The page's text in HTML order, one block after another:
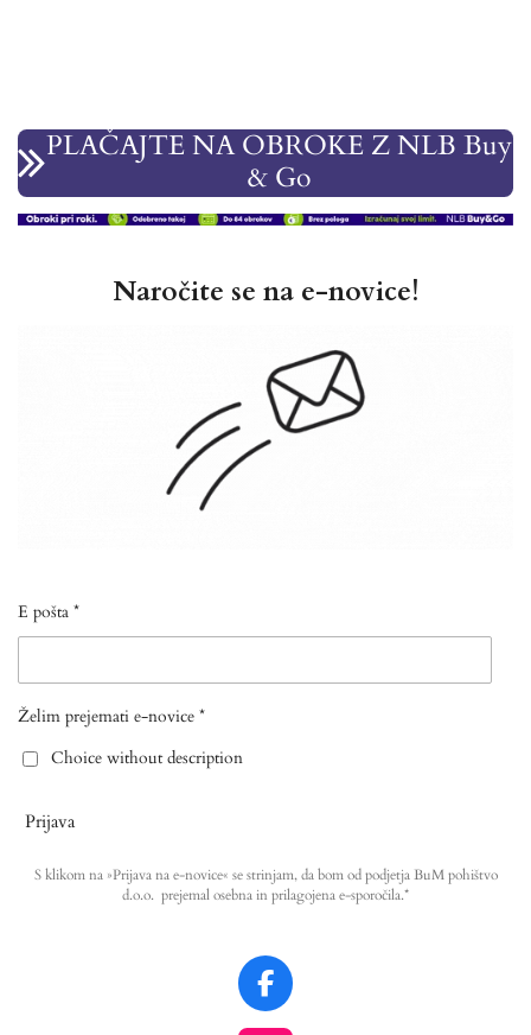
PLAČAJTE NA OBROKE Z NLB Buy
& Go
Naročite se na e-novice!
E pošta *
Želim prejemati e-novice *
Choice without description
Prijava
S klikom na »Prijava na e-novice« se strinjam, da bom od podjetja BuM pohištvo
d.o.o. prejemal osebna in prilagojena e-sporočila.*
F
a